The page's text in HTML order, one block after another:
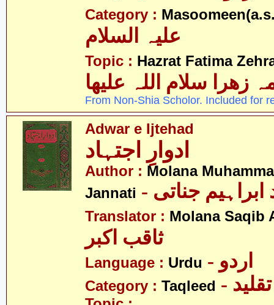
Category :
Topic : Hazrat Fatima
زھرا سلام اللہ علیھا
From Non-Shia Scholor. Included for
Adwar e Ijtehad
ادوارِ اجتہاد
Author : Molana
Jannati
ابراہیم جناتی
Translator : Molana Saqib
ثاقب اکبر
Language : Urdu - اردو
Category : Taqleed - تقلید